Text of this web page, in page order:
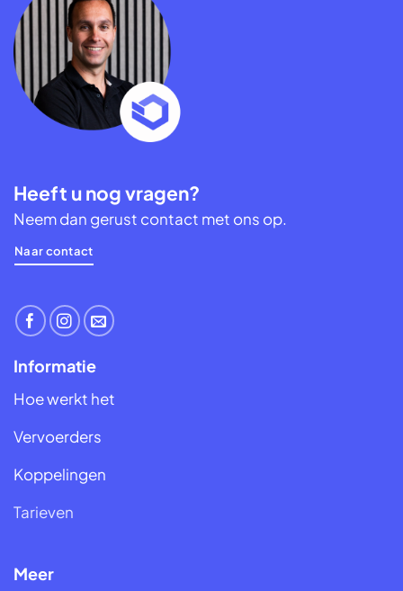
Heeft u nog vragen?
Neem dan gerust contact met ons op.
Naar contact
Informatie
Hoe werkt het
Vervoerders
Koppelingen
Tarieven
Meer